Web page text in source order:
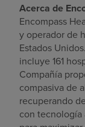
Pagar mi factura
Acerca de
Encompass
y operador de
Estados Unidos
incluye 161
Compañía
compasiva de
recuperando
con tecnología